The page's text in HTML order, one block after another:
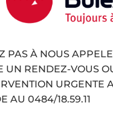
PAS À NOUS
UN RENDEZ-VOUS
URGENTE A
AU 0484/18.59.11